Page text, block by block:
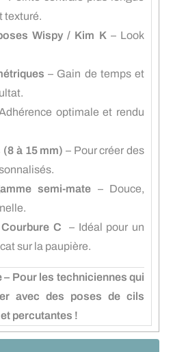
texturé.
Wispy / Kim K– Look
– Gain de temps et
optimale et rendu
à 15 mm) – Pour créer des
semi-mate – Douce,
C
– Idéal pour un
sur la paupière.
– Pour les techniciennes qui
avec des poses de cils
percutantes !